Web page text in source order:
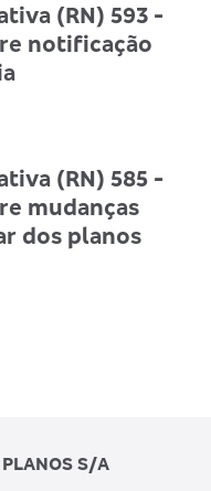
(RN) 593 -
notificação
(RN) 585 -
mudanças
dos planos
S/A